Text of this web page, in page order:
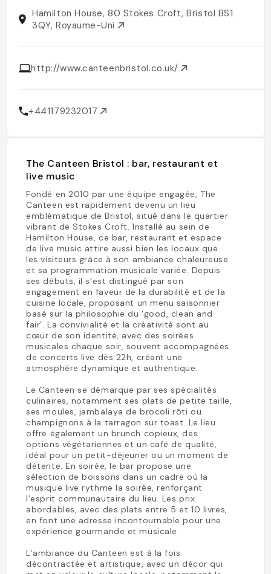
Hamilton House, 80 Stokes Croft, Bristol BS1
3QY, Royaume-Uni
http://www.canteenbristol.co.uk/
+441179232017
The Canteen Bristol : bar, restaurant et
live music
Fondé en 2010 par une équipe engagée, The
Canteen est rapidement devenu un lieu
emblématique de Bristol, situé dans le quartier
vibrant de Stokes Croft. Installé au sein de
Hamilton House, ce bar, restaurant et espace
de live music attire aussi bien les locaux que
les visiteurs grâce à son ambiance chaleureuse
et sa programmation musicale variée. Depuis
ses débuts, il s’est distingué par son
engagement en faveur de la durabilité et de la
cuisine locale, proposant un menu saisonnier
basé sur la philosophie du ‘good, clean and
fair’. La convivialité et la créativité sont au
cœur de son identité, avec des soirées
musicales chaque soir, souvent accompagnées
de concerts live dès 22h, créant une
atmosphère dynamique et authentique.
Le Canteen se démarque par ses spécialités
culinaires, notamment ses plats de petite taille,
ses moules, jambalaya de brocoli rôti ou
champignons à la tarragon sur toast. Le lieu
offre également un brunch copieux, des
options végétariennes et un café de qualité,
idéal pour un petit-déjeuner ou un moment de
détente. En soirée, le bar propose une
sélection de boissons dans un cadre où la
musique live rythme la soirée, renforçant
l’esprit communautaire du lieu. Les prix
abordables, avec des plats entre 5 et 10 livres,
en font une adresse incontournable pour une
expérience gourmande et musicale.
L’ambiance du Canteen est à la fois
décontractée et artistique, avec un décor qui